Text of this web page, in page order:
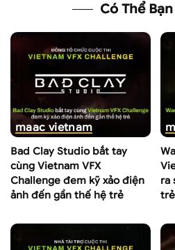
Có Thể
maac vietnam
Bad Clay Studio bắt tay
cùng Vietnam VFX
Challenge đem kỹ xảo điện
ảnh đến gần thế hệ trẻ
ra
trẻ